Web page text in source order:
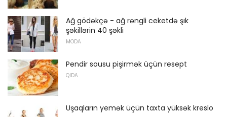
Ağ gödəkçə - ağ rəngli ceketdə şık
şəkillərin 40 şəkli
MODA
Pendir sousu pişirmək üçün resept
QIDA
Uşaqların yemək üçün taxta yüksək kreslo